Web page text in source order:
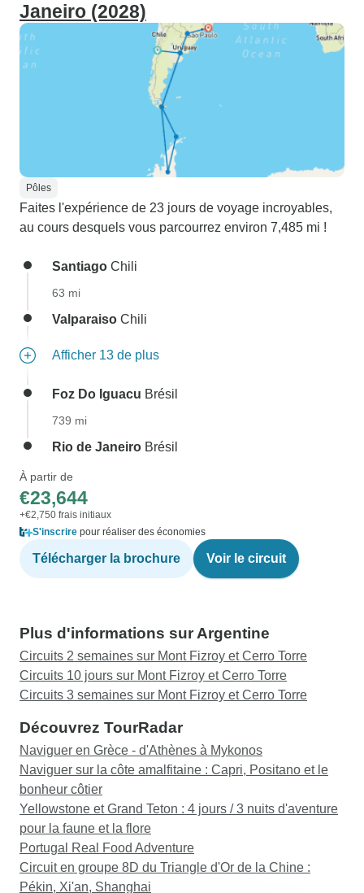
Janeiro (2028)
Pôles
Faites l'expérience de 23 jours de voyage incroyables,
au cours desquels vous parcourrez environ 7,485 mi !
Santiago Chili
63 mi
Valparaiso Chili
Afficher 13 de plus
Foz Do Iguacu Brésil
739 mi
Rio de Janeiro Brésil
À partir de
€23,644
+€2,750 frais initiaux
S'inscrire pour réaliser des économies
Télécharger la brochure Voir le circuit
Plus d'informations sur Argentine
Circuits 2 semaines sur Mont Fizroy et Cerro Torre
Circuits 10 jours sur Mont Fizroy et Cerro Torre
Circuits 3 semaines sur Mont Fizroy et Cerro Torre
Découvrez TourRadar
Naviguer en Grèce - d'Athènes à Mykonos
Naviguer sur la côte amalfitaine : Capri, Positano et le
bonheur côtier
Yellowstone et Grand Teton : 4 jours / 3 nuits d'aventure
pour la faune et la flore
Portugal Real Food Adventure
Circuit en groupe 8D du Triangle d'Or de la Chine :
Pékin, Xi'an, Shanghai